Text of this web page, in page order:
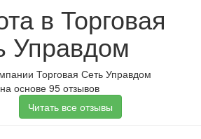
в Торговая
Управдом
Торговая Сеть Управдом
основе 95 отзывов
Читать все отзывы